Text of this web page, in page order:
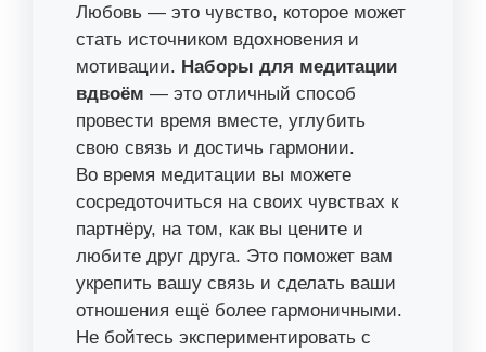
Любовь — это чувство, которое может
стать источником вдохновения и
мотивации. Наборы для медитации
вдвоём — это отличный способ
провести время вместе, углубить
свою связь и достичь гармонии.
Во время медитации вы можете
сосредоточиться на своих чувствах к
партнёру, на том, как вы цените и
любите друг друга. Это поможет вам
укрепить вашу связь и сделать ваши
отношения ещё более гармоничными.
Не бойтесь экспериментировать с